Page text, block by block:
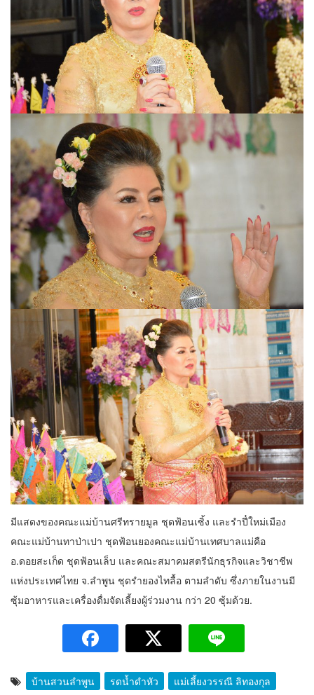
มีแสดงของคณะแม่บ้านศรีทรายมูล ชุดฟ้อนเซิ้ง และรำปี๋ใหม่เมือง
คณะแม่บ้านทาป่าเปา ชุดฟ้อนยองคณะแม่บ้านเทศบาลแม่คือ
อ.ดอยสะเก็ด ชุดฟ้อนเล็บ และคณะสมาคมสตรีนักธุรกิจและวิชาชีพ
แห่งประเทศไทย จ.ลำพูน ชุดรำยองไทลื้อ ตามลำดับ ซึ่งภายในงานมี
ซุ้มอาหารและเครื่องดื่มจัดเลี้ยงผู้ร่วมงาน กว่า 20 ซุ้มด้วย.
บ้านสวนลำพูน รดน้ำดำหัว แม่เลี้ยงวรรณี ลิทองกุล